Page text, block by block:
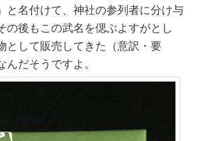
と名付けて、神社の参列者に分け与
の後もこの武名を偲ぶよすがとし
として販売してきた（意訳・要
だそうですよ。